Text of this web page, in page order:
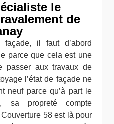
le
de
façade, il faut d’abord
parce que cela est une
passer aux travaux de
l’état de façade ne
neuf parce qu’à part le
sa propreté compte
58 est là pour